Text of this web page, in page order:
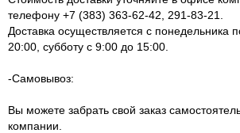
телефону +7 (383) 363-62-42, 291-83-21.
Доставка осуществляется с понедельника
20:00, субботу с 9:00 до 15:00.
-Самовывоз:
Вы можете забрать свой заказ
компании.